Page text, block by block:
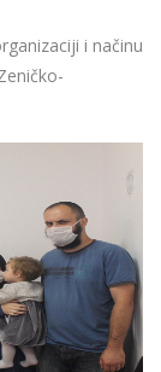
i načinu